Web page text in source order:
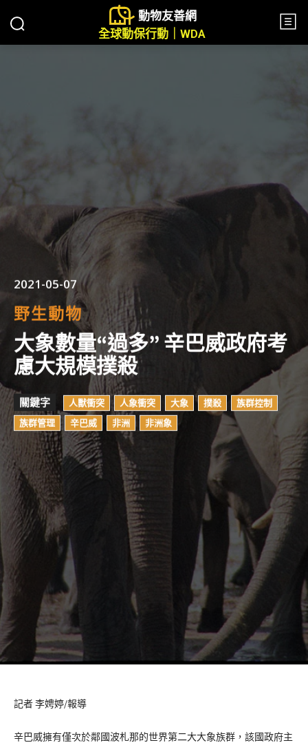
動物友善網
全球動保行動｜WDA
2021-05-07
野生動物
大象數量“過多” 辛巴威政府考
慮大規模撲殺
關鍵字 人獸衝突 人象衝突 大象 撲殺
族群控制
族群管理
辛巴威 非洲 非洲象
記者 李娉婷/報導
辛巴威擁有僅次於鄰國波札那的世界第二大大象族群，該國政府主